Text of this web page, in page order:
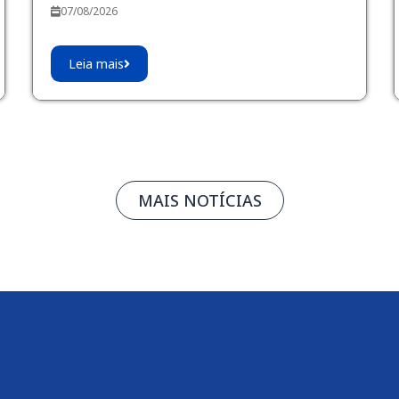
07/08/2026
Leia mais
MAIS NOTÍCIAS